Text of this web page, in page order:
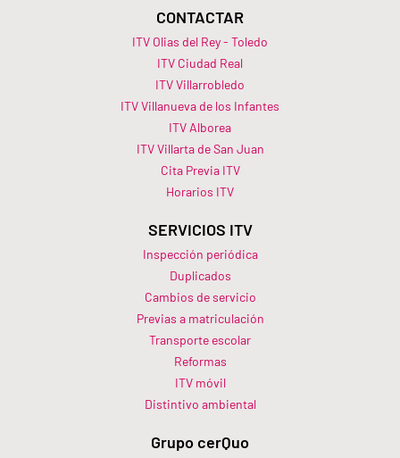
CONTACTAR
ITV Olias del Rey - Toledo
ITV Ciudad Real
ITV Villarrobledo
ITV Villanueva de los Infantes
ITV Alborea
ITV Villarta de San Juan
Cita Previa ITV
Horarios ITV​
SERVICIOS ITV
Inspección periódica
Duplicados
Cambios de servicio
Previas a matriculación
Transporte escolar
Reformas
ITV móvil
Distintivo ambiental
Grupo cerQuo